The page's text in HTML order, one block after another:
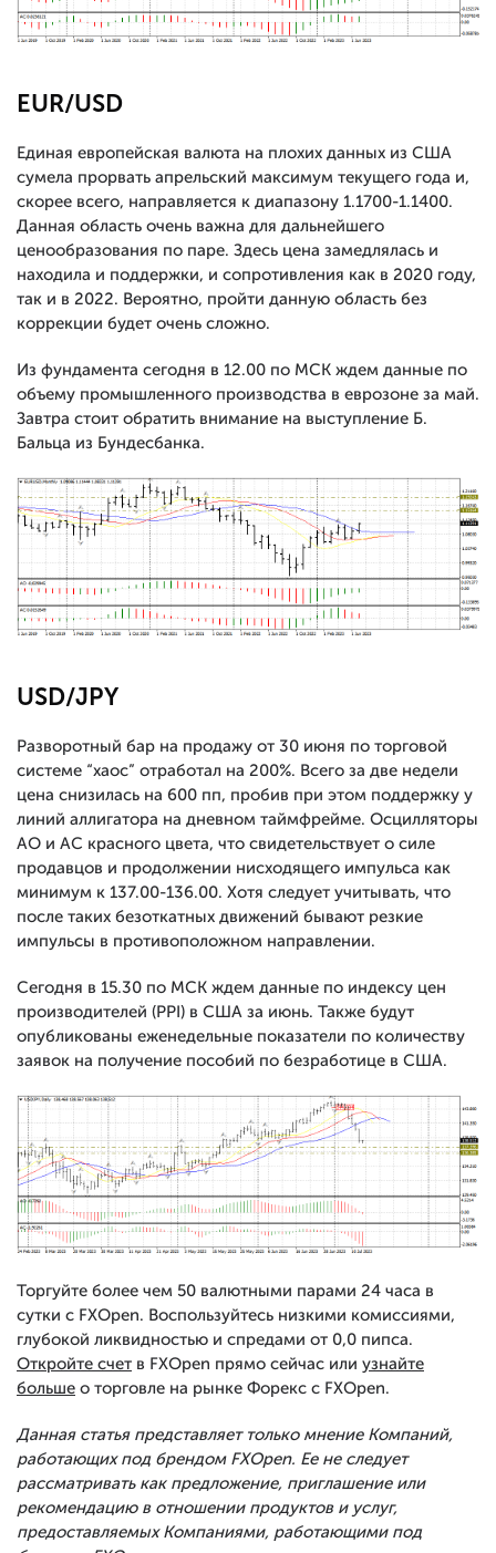
EUR/USD
Единая европейская валюта на плохих данных из США
сумела прорвать апрельский максимум текущего года и,
скорее всего, направляется к диапазону 1.1700-1.1400.
Данная область очень важна для дальнейшего
ценообразования по паре. Здесь цена замедлялась и
находила и поддержки, и сопротивления как в 2020 году,
так и в 2022. Вероятно, пройти данную область без
коррекции будет очень сложно.
Из фундамента сегодня в 12.00 по МСК ждем данные по
объему промышленного производства в еврозоне за май.
Завтра стоит обратить внимание на выступление Б.
Бальца из Бундесбанка.
USD/JPY
Разворотный бар на продажу от 30 июня по торговой
системе “хаос” отработал на 200%. Всего за две недели
цена снизилась на 600 пп, пробив при этом поддержку у
линий аллигатора на дневном таймфрейме. Осцилляторы
АО и АС красного цвета, что свидетельствует о силе
продавцов и продолжении нисходящего импульса как
минимум к 137.00-136.00. Хотя следует учитывать, что
после таких безоткатных движений бывают резкие
импульсы в противоположном направлении.
Сегодня в 15.30 по МСК ждем данные по индексу цен
производителей (PPI) в США за июнь. Также будут
опубликованы еженедельные показатели по количеству
заявок на получение пособий по безработице в США.
Торгуйте более чем 50 валютными парами 24 часа в
сутки с FXOpen. Воспользуйтесь низкими комиссиями,
глубокой ликвидностью и спредами от 0,0 пипса.
Откройте счет в FXOpen прямо сейчас или узнайте
больше о торговле на рынке Форекс с FXOpen.
Данная статья представляет только мнение Компаний,
работающих под брендом FXOpen. Ее не следует
рассматривать как предложение, приглашение или
рекомендацию в отношении продуктов и услуг,
предоставляемых Компаниями, работающими под